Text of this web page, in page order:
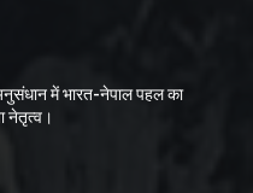
में भारत-नेपाल पहल का
नेतृत्व।